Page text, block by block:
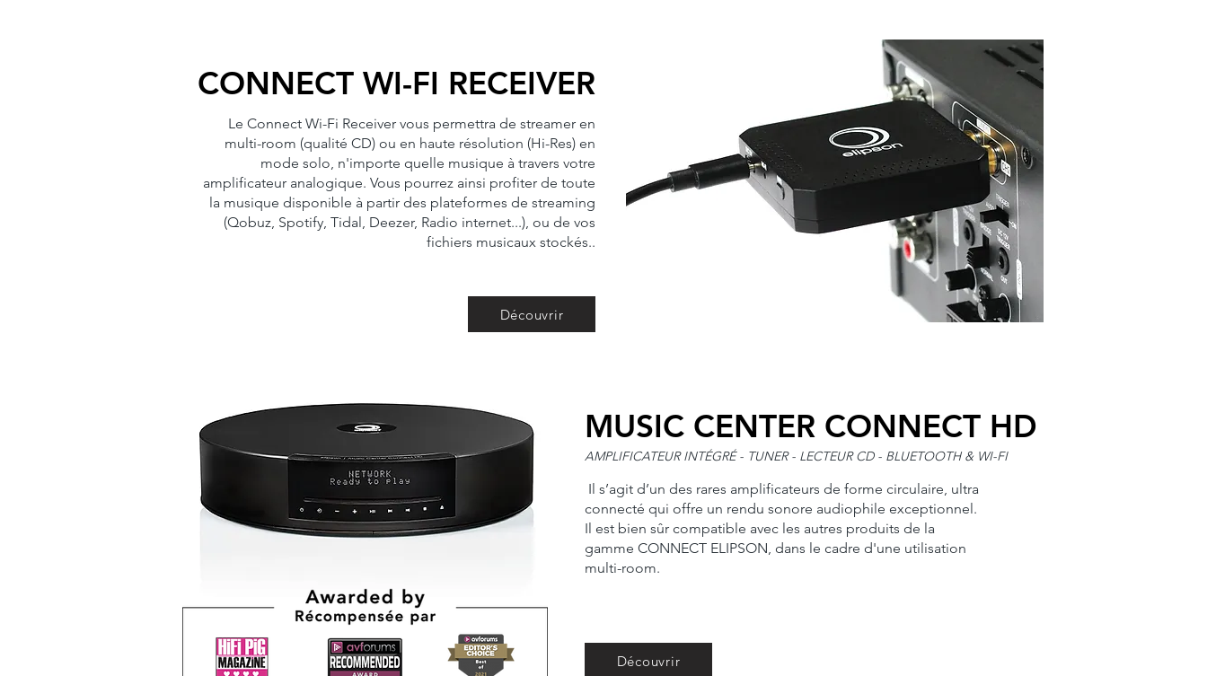
CONNECT WI-FI RECEIVER
Le Connect Wi-Fi Receiver vous permettra de streamer en
multi-room (qualité CD) ou en haute résolution (Hi-Res) en
mode solo, n'importe quelle musique à travers votre
amplificateur analogique. Vous pourrez ainsi profiter de toute
la musique disponible à partir des plateformes de streaming
(Qobuz, Spotify, Tidal, Deezer, Radio internet...), ou de vos
fichiers musicaux stockés..
Découvrir
MUSIC CENTER CONNECT HD
AMPLIFICATEUR INTÉGRÉ - TUNER - LECTEUR CD - BLUETOOTH & WI-FI
Il s’agit d’un des rares amplificateurs de forme circulaire, ultra
connecté qui offre un rendu sonore audiophile exceptionnel.
Il est bien sûr compatible avec les autres produits de la
gamme CONNECT ELIPSON, dans le cadre d'une utilisation
multi-room.
Découvrir